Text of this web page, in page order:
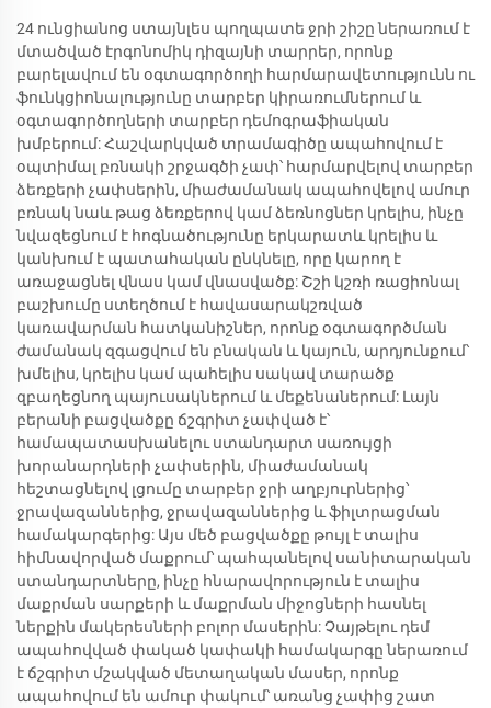
24 ունցիանոց ստայնլես պողպատե ջրի շիշը ներառում է
մտածված էրգոնոմիկ դիզայնի տարրեր, որոնք
բարելավում են օգտագործողի հարմարավետությունն ու
ֆունկցիոնալությունը տարբեր կիրառումներում և
օգտագործողների տարբեր դեմոգրաֆիական
խմբերում: Հաշվարկված տրամագիծը ապահովում է
օպտիմալ բռնակի շրջագծի չափ՝ հարմարվելով տարբեր
ձեռքերի չափսերին, միաժամանակ ապահովելով ամուր
բռնակ նաև թաց ձեռքերով կամ ձեռնոցներ կրելիս, ինչը
նվազեցնում է հոգնածությունը երկարատև կրելիս և
կանխում է պատահական ընկնելը, որը կարող է
առաջացնել վնաս կամ վնասվածք: Շշի կշռի ռացիոնալ
բաշխումը ստեղծում է հավասարակշռված
կառավարման հատկանիշներ, որոնք օգտագործման
ժամանակ զգացվում են բնական և կայուն, արդյունքում՝
խմելիս, կրելիս կամ պահելիս սակավ տարածք
զբաղեցնող պայուսակներում և մեքենաներում: Լայն
բերանի բացվածքը ճշգրիտ չափված է՝
համապատասխանելու ստանդարտ սառույցի
խորանարդների չափսերին, միաժամանակ
հեշտացնելով լցումը տարբեր ջրի աղբյուրներից՝
ջրավազաններից, ջրավազաններից և ֆիլտրացման
համակարգերից: Այս մեծ բացվածքը թույլ է տալիս
հիմնավորված մաքրում՝ պահպանելով սանիտարական
ստանդարտները, ինչը հնարավորություն է տալիս
մաքրման սարքերի և մաքրման միջոցների հասնել
ներքին մակերեսների բոլոր մասերին: Չայթելու դեմ
ապահովված փակած կափակի համակարգը ներառում
է ճշգրիտ մշակված մետաղական մասեր, որոնք
ապահովում են ամուր փակում՝ առանց չափից շատ